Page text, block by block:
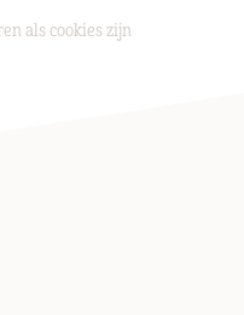
als cookies zijn